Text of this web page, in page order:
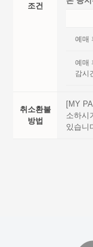
조건
예매
예매
감시
취소환불
방법
[MY
소하시
있습니